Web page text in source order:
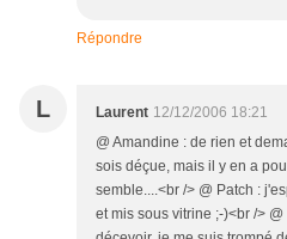
Répondre
L Laurent 12/12/2006 18:21
@ Amandine : de rien et
sois déçue, mais il y en a
semble....<br /> @ Patch :
et mis sous vitrine ;-)<br />